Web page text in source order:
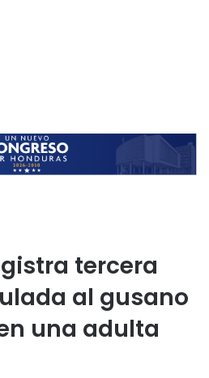
tercera
al gusano
una adulta